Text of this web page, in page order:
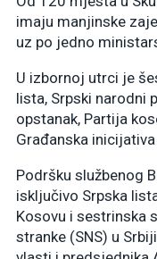
imaju manjinske
uz po jedno
U izbornoj utrci je
lista, Srpski narodni
opstanak, Partija
Građanska
Podršku službenog
isključivo Srpska
Kosovu i sestrinska
stranke (SNS) u